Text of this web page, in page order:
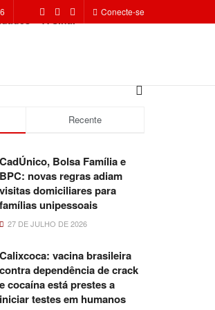
Conecte-se
A Sinal
Recente
CadÚnico, Bolsa Família e
BPC: novas regras adiam
visitas domiciliares para
famílias unipessoais
27 DE JULHO DE 2026
Calixcoca: vacina brasileira
contra dependência de crack
e cocaína está prestes a
iniciar testes em humanos